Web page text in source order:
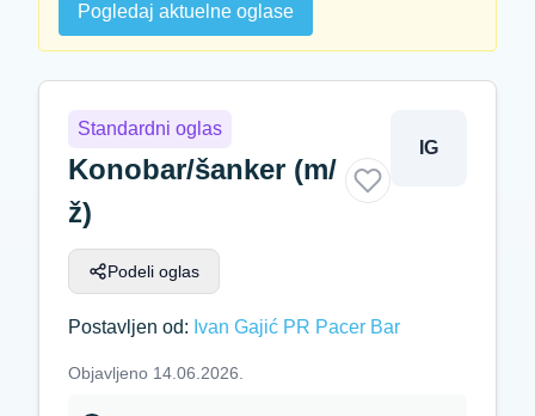
Pogledaj aktuelne oglase
Standardni oglas
Konobar/šanker (m/
ž)
Podeli oglas
IG
Postavljen od: Ivan Gajić PR Pacer Bar
Objavljeno 14.06.2026.